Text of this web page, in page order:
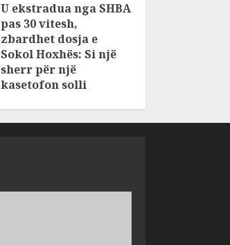
U ekstradua nga SHBA
pas 30 vitesh,
zbardhet dosja e
Sokol Hoxhës: Si një
sherr për një
kasetofon solli